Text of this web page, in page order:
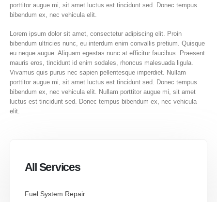
porttitor augue mi, sit amet luctus est tincidunt sed. Donec tempus
bibendum ex, nec vehicula elit.
Lorem ipsum dolor sit amet, consectetur adipiscing elit. Proin
bibendum ultricies nunc, eu interdum enim convallis pretium. Quisque
eu neque augue. Aliquam egestas nunc at efficitur faucibus. Praesent
mauris eros, tincidunt id enim sodales, rhoncus malesuada ligula.
Vivamus quis purus nec sapien pellentesque imperdiet. Nullam
porttitor augue mi, sit amet luctus est tincidunt sed. Donec tempus
bibendum ex, nec vehicula elit. Nullam porttitor augue mi, sit amet
luctus est tincidunt sed. Donec tempus bibendum ex, nec vehicula
elit.
All Services
Fuel System Repair